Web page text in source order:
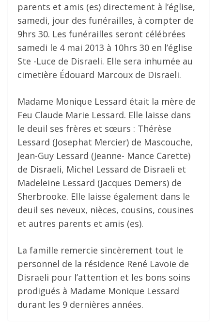
parents et amis (es) directement à l’église,
samedi, jour des funérailles, à compter de
9hrs 30. Les funérailles seront célébrées
samedi le 4 mai 2013 à 10hrs 30 en l’église
Ste -Luce de Disraeli. Elle sera inhumée au
cimetière Édouard Marcoux de Disraeli.
Madame Monique Lessard était la mère de
Feu Claude Marie Lessard. Elle laisse dans
le deuil ses frères et sœurs : Thérèse
Lessard (Josephat Mercier) de Mascouche,
Jean-Guy Lessard (Jeanne- Mance Carette)
de Disraeli, Michel Lessard de Disraeli et
Madeleine Lessard (Jacques Demers) de
Sherbrooke. Elle laisse également dans le
deuil ses neveux, nièces, cousins, cousines
et autres parents et amis (es).
La famille remercie sincèrement tout le
personnel de la résidence René Lavoie de
Disraeli pour l’attention et les bons soins
prodigués à Madame Monique Lessard
durant les 9 dernières années.